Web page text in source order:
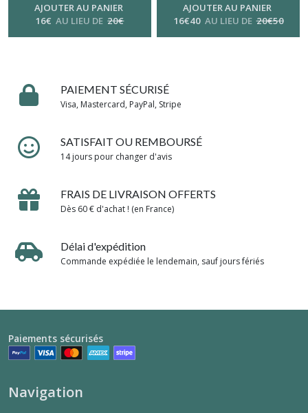
AJOUTER AU PANIER
16€ AU LIEU DE 20€
AJOUTER AU PANIER
16€40 AU LIEU DE 20€50
PAIEMENT SÉCURISÉ
Visa, Mastercard, PayPal, Stripe
SATISFAIT OU REMBOURSÉ
14 jours pour changer d'avis
FRAIS DE LIVRAISON OFFERTS
Dès 60 € d'achat ! (en France)
Délai d'expédition
Commande expédiée le lendemain, sauf jours fériés
Paiements sécurisés
Navigation